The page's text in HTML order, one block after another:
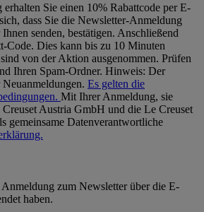
Sie einen 10% Rabattcode per E-
dass Sie die Newsletter-Anmeldung
senden, bestätigen. Anschließend
Code. Dies kann bis zu 10 Minuten
von der Aktion ausgenommen. Prüfen
Ihren Spam-Ordner. Hinweis: Der
Es gelten die
Mit Ihrer Anmeldung, sie
Austria GmbH und die Le Creuset
gemeinsame Datenverantwortliche
zum Newsletter über die E-
haben.